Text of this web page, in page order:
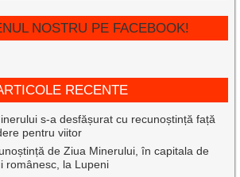
NOSTRU PE FACEBOOK!
RECENTE
s-a desfășurat cu recunoștință față
pentru viitor
de Ziua Minerului, în capitala de
românesc, la Lupeni